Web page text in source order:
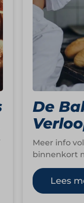
De
Meer info
binnenkort
op dit
bezig om…
Lees